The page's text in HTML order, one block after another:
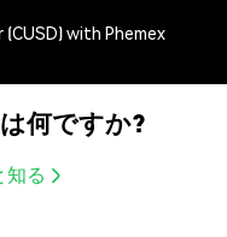
with Phemex
何ですか?
る